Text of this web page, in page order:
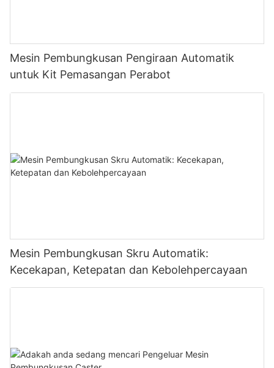
Mesin Pembungkusan Pengiraan Automatik
untuk Kit Pemasangan Perabot
Mesin Pembungkusan Skru Automatik:
Kecekapan, Ketepatan dan Kebolehpercayaan